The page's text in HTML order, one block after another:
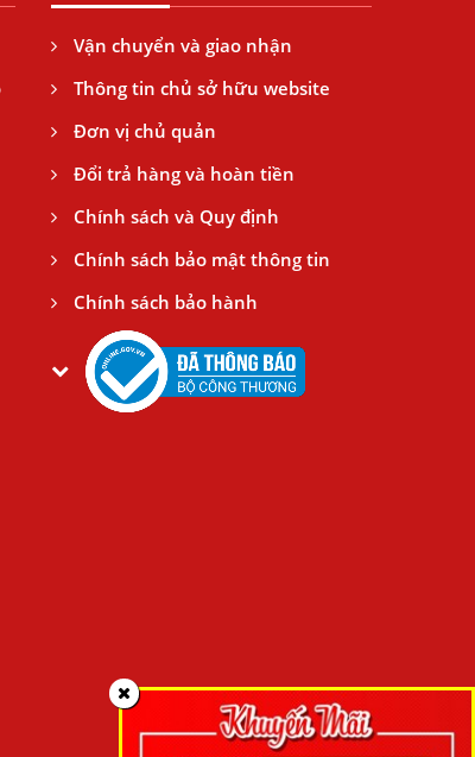
Vận chuyển và giao nhận
Thông tin chủ sở hữu website
Đơn vị chủ quản
Đổi trả hàng và hoàn tiền
Chính sách và Quy định
Chính sách bảo mật thông tin
Chính sách bảo hành